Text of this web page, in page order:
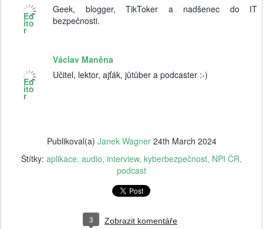
Ed
ito
r
Geek, blogger, TikToker a nadšenec do IT
bezpečnosti.
Ed
ito
r
Václav Maněna
Učitel, lektor, ajťák, jůtůber a podcaster :-)
Publikoval(a) Janek Wagner 24th March 2024
Štítky: aplikace audio interview kyberbezpečnost NPI ČR
podcast
3 Zobrazit komentáře